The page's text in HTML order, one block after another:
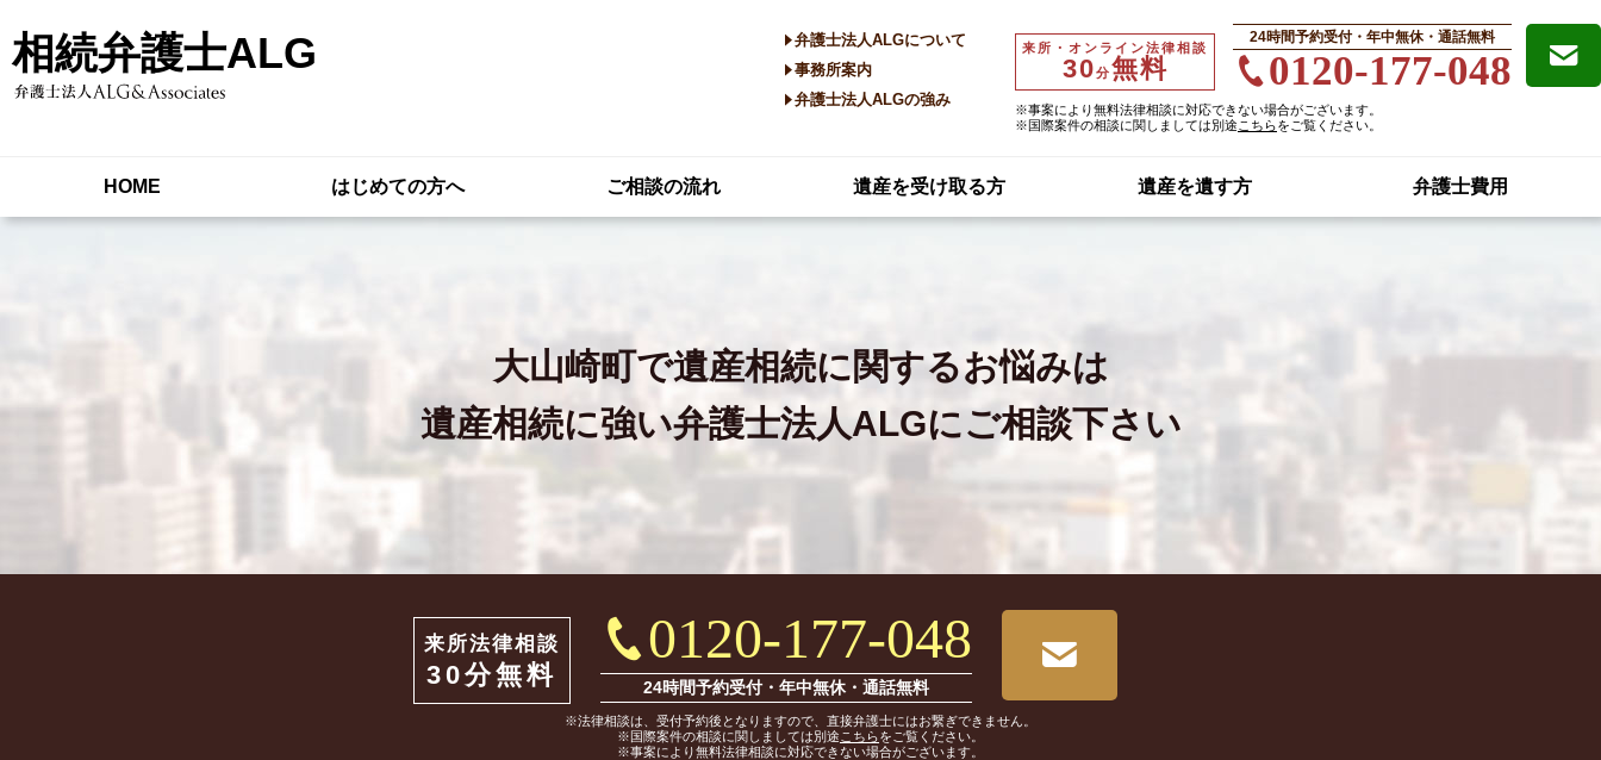
相続弁護士ALG 来所・オンライン法律相談
30分無料
24時間予約受付・年中無休・通話無料
0120-177-048
※事案により無料法律相談に対応できない場合がございます。
※国際案件の相談に関しましては別途 こちらをご覧ください。
弁護士法人ALGについて
事務所案内
弁護士法人ALGの強み
HOME はじめての方へ ご相談の流れ 遺産を受け取る方 遺産を遺す方 弁護士費用
大山崎町で遺産相続に関するお悩みは
遺産相続に強い弁護士法人ALGにご相談下さい
来所法律相談
30分無料
0120-177-048
24時間予約受付・年中無休・通話無料
※法律相談は、受付予約後となりますので、直接弁護士にはお繋ぎできません。
※国際案件の相談に関しましては別途 こちらをご覧ください。
※事案により無料法律相談に対応できない場合がございます。